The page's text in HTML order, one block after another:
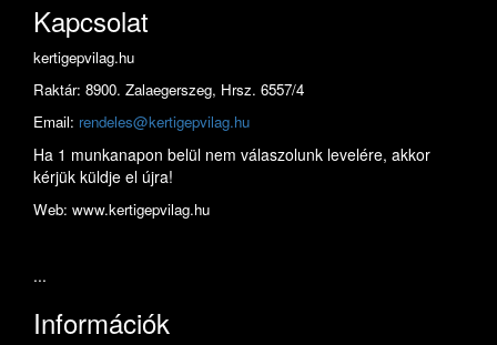
Kapcsolat
kertigepvilag.hu
Raktár: 8900. Zalaegerszeg, Hrsz. 6557/4
Email: rendeles@kertigepvilag.hu
Ha 1 munkanapon belül nem válaszolunk levelére, akkor
kérjük küldje el újra!
Web: www.kertigepvilag.hu
...
Információk